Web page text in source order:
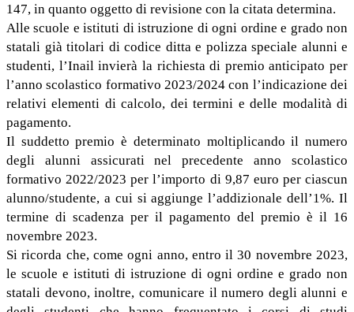
147, in quanto oggetto di revisione con la citata determina.
Alle scuole e istituti di istruzione di ogni ordine e grado non
statali già titolari di codice ditta e polizza speciale alunni e
studenti, l’Inail invierà la richiesta di premio anticipato per
l’anno scolastico formativo 2023/2024 con l’indicazione dei
relativi elementi di calcolo, dei termini e delle modalità di
pagamento.
Il suddetto premio è determinato moltiplicando il numero
degli alunni assicurati nel precedente anno scolastico
formativo 2022/2023 per l’importo di 9,87 euro per ciascun
alunno/studente, a cui si aggiunge l’addizionale dell’1%. Il
termine di scadenza per il pagamento del premio è il 16
novembre 2023.
Si ricorda che, come ogni anno, entro il 30 novembre 2023,
le scuole e istituti di istruzione di ogni ordine e grado non
statali devono, inoltre, comunicare il numero degli alunni e